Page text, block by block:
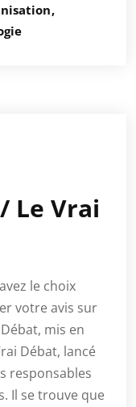
Le Vrai
le choix
votre avis sur
mis en
Débat, lancé
responsables
Il se trouve que